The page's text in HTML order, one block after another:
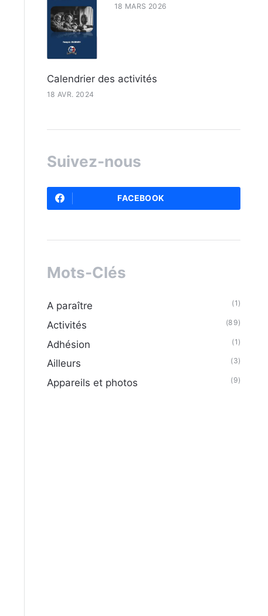
18 MARS 2026
Calendrier des activités
18 AVR. 2024
Suivez-nous
FACEBOOK
Mots-Clés
A paraître (1)
Activités (89)
Adhésion (1)
Ailleurs (3)
Appareils et photos (9)